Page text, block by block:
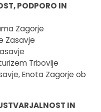
PODPORO IN
Zagorje
Zasavje
Trbovlje
Enota Zagorje ob
IN